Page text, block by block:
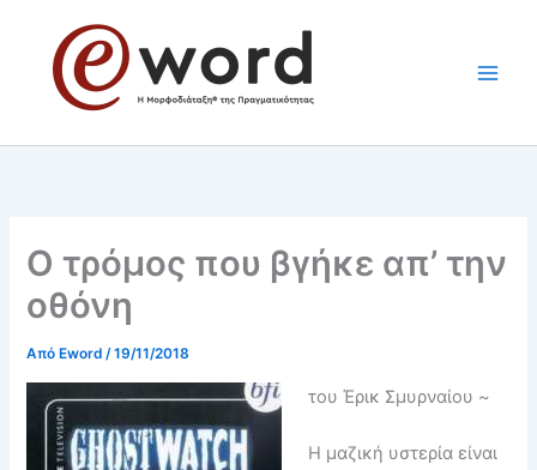
περιεχόμενο
Ο τρόμος που βγήκε απ’ την
οθόνη
Από Eword/19/11/2018
του Έρικ Σμυρναίου ~
H μαζική υστερία είναι